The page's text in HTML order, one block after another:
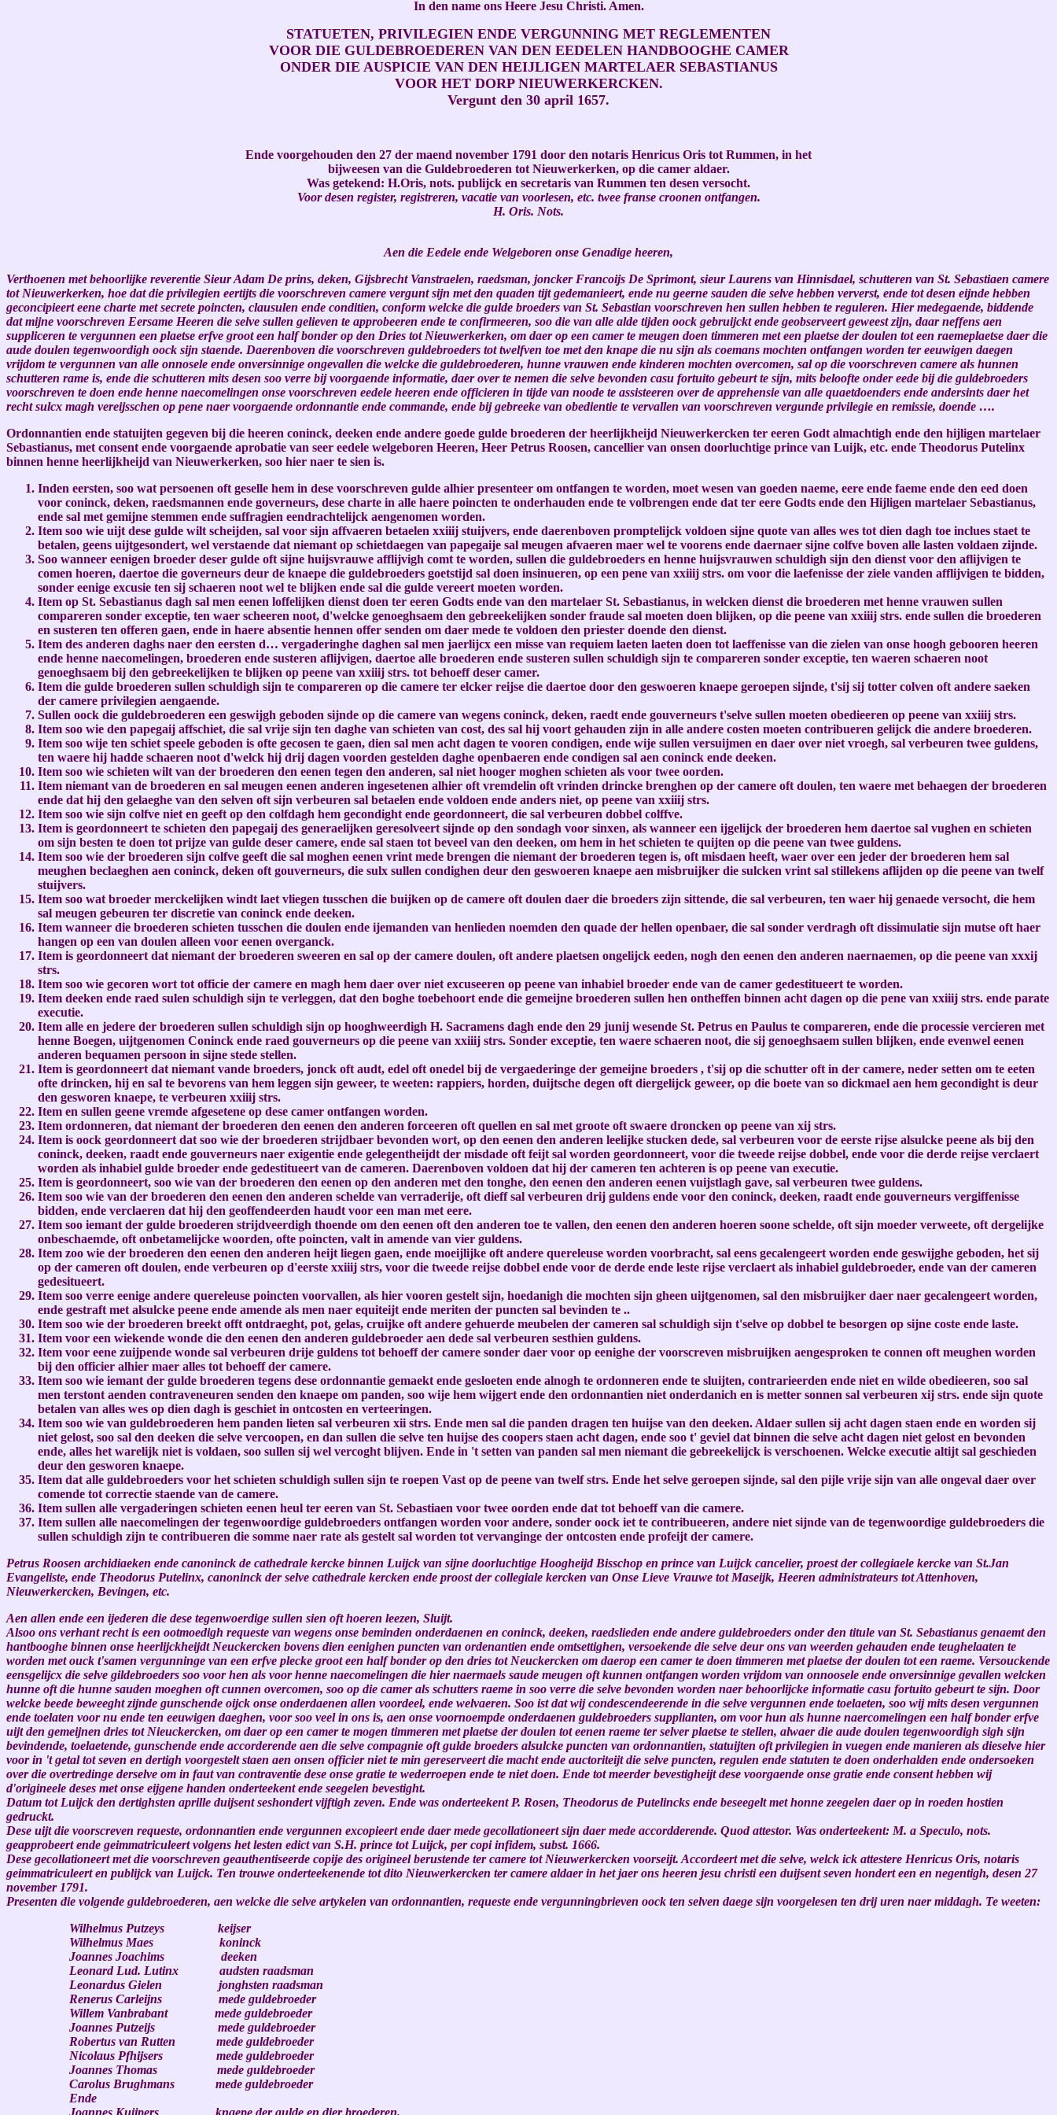
In den name ons Heere Jesu Christi. Amen.
STATUETEN, PRIVILEGIEN ENDE VERGUNNING MET REGLEMENTEN
VOOR DIE GULDEBROEDEREN VAN DEN EEDELEN HANDBOOGHE CAMER
ONDER DIE AUSPICIE VAN DEN HEIJLIGEN MARTELAER SEBASTIANUS
VOOR HET DORP NIEUWERKERCKEN.
Vergunt den 30 april 1657.
Ende voorgehouden den 27 der maend november 1791 door den notaris Henricus Oris tot Rummen, in het
bijweesen van die Guldebroederen tot Nieuwerkerken, op die camer aldaer.
Was getekend: H.Oris, nots. publijck en secretaris van Rummen ten desen versocht.
Voor desen register, registreren, vacatie van voorlesen, etc. twee franse croonen ontfangen.
H. Oris. Nots.
Aen die Eedele ende Welgeboren onse Genadige heeren,
Verthoenen met behoorlijke reverentie Sieur Adam De prins, deken, Gijsbrecht Vanstraelen, raedsman, joncker Francoijs De Sprimont, sieur Laurens van Hinnisdael, schutteren van St. Sebastiaen camere
tot Nieuwerkerken, hoe dat die privilegien eertijts die voorschreven camere vergunt sijn met den quaden tijt gedemanieert, ende nu geerne sauden die selve hebben ververst, ende tot desen eijnde hebben
geconcipieert eene charte met secrete poincten, clausulen ende conditien, conform welcke die gulde broeders van St. Sebastian voorschreven hen sullen hebben te reguleren. Hier medegaende, biddende
dat mijne voorschreven Eersame Heeren die selve sullen gelieven te approbeeren ende te confirmeeren, soo die van alle alde tijden oock gebruijckt ende geobserveert geweest zijn, daar neffens aen
suppliceren te vergunnen een plaetse erfve groot een half bonder op den Dries tot Nieuwerkerken, om daer op een camer te meugen doen timmeren met een plaetse der doulen tot een raemeplaetse daer die
aude doulen tegenwoordigh oock sijn staende. Daerenboven die voorschreven guldebroeders tot twelfven toe met den knape die nu sijn als coemans mochten ontfangen worden ter eeuwigen daegen
vrijdom te vergunnen van alle onnosele ende onversinnige ongevallen die welcke die guldebroederen, hunne vrauwen ende kinderen mochten overcomen, sal op die voorschreven camere als hunnen
schutteren rame is, ende die schutteren mits desen soo verre bij voorgaende informatie, daer over te nemen die selve bevonden casu fortuito gebeurt te sijn, mits beloofte onder eede bij die guldebroeders
voorschreven te doen ende henne naecomelingen onse voorschreven eedele heeren ende officieren in tijde van noode te assisteeren over de apprehensie van alle quaetdoenders ende andersints daer het
recht sulcx magh vereijsschen op pene naer voorgaende ordonnantie ende commande, ende bij gebreeke van obedientie te vervallen van voorschreven vergunde privilegie en remissie, doende ….
Ordonnantien ende statuijten gegeven bij die heeren coninck, deeken ende andere goede gulde broederen der heerlijkheijd Nieuwerkercken ter eeren Godt almachtigh ende den hijligen martelaer
Sebastianus, met consent ende voorgaende aprobatie van seer eedele welgeboren Heeren, Heer Petrus Roosen, cancellier van onsen doorluchtige prince van Luijk, etc. ende Theodorus Putelinx
binnen henne heerlijkheijd van Nieuwerkerken, soo hier naer te sien is.
Inden eersten, soo wat persoenen oft geselle hem in dese voorschreven gulde alhier presenteer om ontfangen te worden, moet wesen van goeden naeme, eere ende faeme ende den eed doen
voor coninck, deken, raedsmannen ende governeurs, dese charte in alle haere poincten te onderhauden ende te volbrengen ende dat ter eere Godts ende den Hijligen martelaer Sebastianus,
ende sal met gemijne stemmen ende suffragien eendrachtelijck aengenomen worden.
Item soo wie uijt dese gulde wilt scheijden, sal voor sijn affvaeren betaelen xxiiij stuijvers, ende daerenboven promptelijck voldoen sijne quote van alles wes tot dien dagh toe inclues staet te
betalen, geens uijtgesondert, wel verstaende dat niemant op schietdaegen van papegaije sal meugen afvaeren maer wel te voorens ende daernaer sijne colfve boven alle lasten voldaen zijnde.
Soo wanneer eenigen broeder deser gulde oft sijne huijsvrauwe afflijvigh comt te worden, sullen die guldebroeders en henne huijsvrauwen schuldigh sijn den dienst voor den aflijvigen te
comen hoeren, daertoe die governeurs deur de knaepe die guldebroeders goetstijd sal doen insinueren, op een pene van xxiiij strs. om voor die laefenisse der ziele vanden afflijvigen te bidden,
sonder eenige excusie ten sij schaeren noot wel te blijken ende sal die gulde vereert moeten worden.
Item op St. Sebastianus dagh sal men eenen loffelijken dienst doen ter eeren Godts ende van den martelaer St. Sebastianus, in welcken dienst die broederen met henne vrauwen sullen
compareren sonder exceptie, ten waer scheeren noot, d'welcke genoeghsaem den gebreekelijken sonder fraude sal moeten doen blijken, op die peene van xxiiij strs. ende sullen die broederen
en susteren ten offeren gaen, ende in haere absentie hennen offer senden om daer mede te voldoen den priester doende den dienst.
Item des anderen daghs naer den eersten d… vergaderinghe daghen sal men jaerlijcx een misse van requiem laeten laeten doen tot laeffenisse van die zielen van onse hoogh gebooren heeren
ende henne naecomelingen, broederen ende susteren aflijvigen, daertoe alle broederen ende susteren sullen schuldigh sijn te compareren sonder exceptie, ten waeren schaeren noot
genoeghsaem bij den gebreekelijken te blijken op peene van xxiiij strs. tot behoeff deser camer.
Item die gulde broederen sullen schuldigh sijn te compareren op die camere ter elcker reijse die daertoe door den geswoeren knaepe geroepen sijnde, t'sij sij totter colven oft andere saeken
der camere privilegien aengaende.
Sullen oock die guldebroederen een geswijgh geboden sijnde op die camere van wegens coninck, deken, raedt ende gouverneurs t'selve sullen moeten obedieeren op peene van xxiiij strs.
Item soo wie den papegaij affschiet, die sal vrije sijn ten daghe van schieten van cost, des sal hij voort gehauden zijn in alle andere costen moeten contribueren gelijck die andere broederen.
Item soo wije ten schiet speele geboden is ofte gecosen te gaen, dien sal men acht dagen te vooren condigen, ende wije sullen versuijmen en daer over niet vroegh, sal verbeuren twee guldens,
ten waere hij hadde schaeren noot d'welck hij drij dagen voorden gestelden daghe openbaeren ende condigen sal aen coninck ende deeken.
Item soo wie schieten wilt van der broederen den eenen tegen den anderen, sal niet hooger moghen schieten als voor twee oorden.
Item niemant van de broederen en sal meugen eenen anderen ingesetenen alhier oft vremdelin oft vrinden drincke brenghen op der camere oft doulen, ten waere met behaegen der broederen
ende dat hij den gelaeghe van den selven oft sijn verbeuren sal betaelen ende voldoen ende anders niet, op peene van xxiiij strs.
Item soo wie sijn colfve niet en geeft op den colfdagh hem gecondight ende geordonneert, die sal verbeuren dobbel colffve.
Item is geordonneert te schieten den papegaij des generaelijken geresolveert sijnde op den sondagh voor sinxen, als wanneer een ijgelijck der broederen hem daertoe sal vughen en schieten
om sijn besten te doen tot prijze van gulde deser camere, ende sal staen tot beveel van den deeken, om hem in het schieten te quijten op die peene van twee guldens.
Item soo wie der broederen sijn colfve geeft die sal moghen eenen vrint mede brengen die niemant der broederen tegen is, oft misdaen heeft, waer over een jeder der broederen hem sal
meughen beclaeghen aen coninck, deken oft gouverneurs, die sulx sullen condighen deur den geswoeren knaepe aen misbruijker die sulcken vrint sal stillekens aflijden op die peene van twelf
stuijvers.
Item soo wat broeder merckelijken windt laet vliegen tusschen die buijken op de camere oft doulen daer die broeders zijn sittende, die sal verbeuren, ten waer hij genaede versocht, die hem
sal meugen gebeuren ter discretie van coninck ende deeken.
Item wanneer die broederen schieten tusschen die doulen ende ijemanden van henlieden noemden den quade der hellen openbaer, die sal sonder verdragh oft dissimulatie sijn mutse oft haer
hangen op een van doulen alleen voor eenen overganck.
Item is geordonneert dat niemant der broederen sweeren en sal op der camere doulen, oft andere plaetsen ongelijck eeden, nogh den eenen den anderen naernaemen, op die peene van xxxij
strs.
Item soo wie gecoren wort tot officie der camere en magh hem daer over niet excuseeren op peene van inhabiel broeder ende van de camer gedestitueert te worden.
Item deeken ende raed sulen schuldigh sijn te verleggen, dat den boghe toebehoort ende die gemeijne broederen sullen hen ontheffen binnen acht dagen op die pene van xxiiij strs. ende parate
executie.
Item alle en jedere der broederen sullen schuldigh sijn op hooghweerdigh H. Sacramens dagh ende den 29 junij wesende St. Petrus en Paulus te compareren, ende die processie vercieren met
henne Boegen, uijtgenomen Coninck ende raed gouverneurs op die peene van xxiiij strs. Sonder exceptie, ten waere schaeren noot, die sij genoeghsaem sullen blijken, ende evenwel eenen
anderen bequamen persoon in sijne stede stellen.
Item is geordonneert dat niemant vande broeders, jonck oft audt, edel oft onedel bij de vergaederinge der gemeijne broeders , t'sij op die schutter oft in der camere, neder setten om te eeten
ofte drincken, hij en sal te bevorens van hem leggen sijn geweer, te weeten: rappiers, horden, duijtsche degen oft diergelijck geweer, op die boete van so dickmael aen hem gecondight is deur
den gesworen knaepe, te verbeuren xxiiij strs.
Item en sullen geene vremde afgesetene op dese camer ontfangen worden.
Item ordonneren, dat niemant der broederen den eenen den anderen forceeren oft quellen en sal met groote oft swaere droncken op peene van xij strs.
Item is oock geordonneert dat soo wie der broederen strijdbaer bevonden wort, op den eenen den anderen leelijke stucken dede, sal verbeuren voor de eerste rijse alsulcke peene als bij den
coninck, deeken, raadt ende gouverneurs naer exigentie ende gelegentheijdt der misdade oft feijt sal worden geordonneert, voor die tweede reijse dobbel, ende voor die derde reijse verclaert
worden als inhabiel gulde broeder ende gedestitueert van de cameren. Daerenboven voldoen dat hij der cameren ten achteren is op peene van executie.
Item is geordonneert, soo wie van der broederen den eenen op den anderen met den tonghe, den eenen den anderen eenen vuijstlagh gave, sal verbeuren twee guldens.
Item soo wie van der broederen den eenen den anderen schelde van verraderije, oft dieff sal verbeuren drij guldens ende voor den coninck, deeken, raadt ende gouverneurs vergiffenisse
bidden, ende verclaeren dat hij den geoffendeerden haudt voor een man met eere.
Item soo iemant der gulde broederen strijdveerdigh thoende om den eenen oft den anderen toe te vallen, den eenen den anderen hoeren soone schelde, oft sijn moeder verweete, oft dergelijke
onbeschaemde, oft onbetamelijcke woorden, ofte poincten, valt in amende van vier guldens.
Item zoo wie der broederen den eenen den anderen heijt liegen gaen, ende moeijlijke oft andere quereleuse worden voorbracht, sal eens gecalengeert worden ende geswijghe geboden, het sij
op der cameren oft doulen, ende verbeuren op d'eerste xxiiij strs, voor die tweede reijse dobbel ende voor de derde ende leste rijse verclaert als inhabiel guldebroeder, ende van der cameren
gedesitueert.
Item soo verre eenige andere quereleuse poincten voorvallen, als hier vooren gestelt sijn, hoedanigh die mochten sijn gheen uijtgenomen, sal den misbruijker daer naer gecalengeert worden,
ende gestraft met alsulcke peene ende amende als men naer equiteijt ende meriten der puncten sal bevinden te ..
Item soo wie der broederen breekt offt ontdraeght, pot, gelas, cruijke oft andere gehuerde meubelen der cameren sal schuldigh sijn t'selve op dobbel te besorgen op sijne coste ende laste.
Item voor een wiekende wonde die den eenen den anderen guldebroeder aen dede sal verbeuren sesthien guldens.
Item voor eene zuijpende wonde sal verbeuren drije guldens tot behoeff der camere sonder daer voor op eenighe der voorscreven misbruijken aengesproken te connen oft meughen worden
bij den officier alhier maer alles tot behoeff der camere.
Item soo wie iemant der gulde broederen tegens dese ordonnantie gemaekt ende gesloeten ende alnogh te ordonneren ende te sluijten, contrarieerden ende niet en wilde obedieeren, soo sal
men terstont aenden contraveneuren senden den knaepe om panden, soo wije hem wijgert ende den ordonnantien niet onderdanich en is metter sonnen sal verbeuren xij strs. ende sijn quote
betalen van alles wes op dien dagh is geschiet in ontcosten en verteeringen.
Item soo wie van guldebroederen hem panden lieten sal verbeuren xii strs. Ende men sal die panden dragen ten huijse van den deeken. Aldaer sullen sij acht dagen staen ende en worden sij
niet gelost, soo sal den deeken die selve vercoopen, en dan sullen die selve ten huijse des coopers staen acht dagen, ende soo t' geviel dat binnen die selve acht dagen niet gelost en bevonden
ende, alles het warelijk niet is voldaen, soo sullen sij wel vercoght blijven. Ende in 't setten van panden sal men niemant die gebreekelijck is verschoenen. Welcke executie altijt sal geschieden
deur den gesworen knaepe.
Item dat alle guldebroeders voor het schieten schuldigh sullen sijn te roepen Vast op de peene van twelf strs. Ende het selve geroepen sijnde, sal den pijle vrije sijn van alle ongeval daer over
comende tot correctie staende van de camere.
Item sullen alle vergaderingen schieten eenen heul ter eeren van St. Sebastiaen voor twee oorden ende dat tot behoeff van die camere.
Item sullen alle naecomelingen der tegenwoordige guldebroeders ontfangen worden voor andere, sonder oock iet te contribueeren, andere niet sijnde van de tegenwoordige guldebroeders die
sullen schuldigh zijn te contribueren die somme naer rate als gestelt sal worden tot vervanginge der ontcosten ende profeijt der camere.
Petrus Roosen archidiaeken ende canoninck de cathedrale kercke binnen Luijck van sijne doorluchtige Hoogheijd Bisschop en prince van Luijck cancelier, proest der collegiaele kercke van St.Jan
Evangeliste, ende Theodorus Putelinx, canoninck der selve cathedrale kercken ende proost der collegiale kercken van Onse Lieve Vrauwe tot Maseijk, Heeren administrateurs tot Attenhoven,
Nieuwerkercken, Bevingen, etc.
Aen allen ende een ijederen die dese tegenwoerdige sullen sien oft hoeren leezen, Sluijt.
Alsoo ons verhant recht is een ootmoedigh requeste van wegens onse beminden onderdaenen en coninck, deeken, raedslieden ende andere guldebroeders onder den titule van St. Sebastianus genaemt den
hantbooghe binnen onse heerlijckheijdt Neuckercken bovens dien eenighen puncten van ordenantien ende omtsettighen, versoekende die selve deur ons van weerden gehauden ende teughelaaten te
worden met ouck t'samen vergunninge van een erfve plecke groot een half bonder op den dries tot Neuckercken om daerop een camer te doen timmeren met plaetse der doulen tot een raeme. Versouckende
eensgelijcx die selve gildebroeders soo voor hen als voor henne naecomelingen die hier naermaels saude meugen oft kunnen ontfangen worden vrijdom van onnoosele ende onversinnige gevallen welcken
hunne oft die hunne sauden moeghen oft cunnen overcomen, soo op die camer als schutters raeme in soo verre die selve bevonden worden naer behoorlijcke informatie casu fortuito gebeurt te sijn. Door
welcke beede beweeght zijnde gunschende oijck onse onderdaenen allen voordeel, ende welvaeren. Soo ist dat wij condescendeerende in die selve vergunnen ende toelaeten, soo wij mits desen vergunnen
ende toelaten voor nu ende ten eeuwigen daeghen, voor soo veel in ons is, aen onse voornoempde onderdaenen guldebroeders supplianten, om voor hun als hunne naercomelingen een half bonder erfve
uijt den gemeijnen dries tot Nieuckercken, om daer op een camer te mogen timmeren met plaetse der doulen tot eenen raeme ter selver plaetse te stellen, alwaer die aude doulen tegenwoordigh sigh sijn
bevindende, toelaetende, gunschende ende accorderende aen die selve compagnie oft gulde broeders alsulcke puncten van ordonnantien, statuijten oft privilegien in vuegen ende manieren als dieselve hier
voor in 't getal tot seven en dertigh voorgestelt staen aen onsen officier niet te min gereserveert die macht ende auctoriteijt die selve puncten, regulen ende statuten te doen onderhalden ende ondersoeken
over die overtredinge derselve om in faut van contraventie dese onse gratie te wederroepen ende te niet doen. Ende tot meerder bevestigheijt dese voorgaende onse gratie ende consent hebben wij
d'origineele deses met onse eijgene handen onderteekent ende seegelen bevestight.
Datum tot Luijck den dertighsten aprille duijsent seshondert vijftigh zeven. Ende was onderteekent P. Rosen, Theodorus de Putelincks ende beseegelt met honne zeegelen daer op in roeden hostien
gedruckt.
Dese uijt die voorscreven requeste, ordonnantien ende vergunnen excopieert ende daer mede gecollationeert sijn daer mede accordderende. Quod attestor. Was onderteekent: M. a Speculo, nots.
geapprobeert ende geimmatriculeert volgens het lesten edict van S.H. prince tot Luijck, per copi infidem, subst. 1666.
Dese gecollationeert met die voorschreven geauthentiseerde copije des origineel berustende ter camere tot Nieuwerkercken voorseijt. Accordeert met die selve, welck ick attestere Henricus Oris, notaris
geimmatriculeert en publijck van Luijck. Ten trouwe onderteekenende tot dito Nieuwerkercken ter camere aldaer in het jaer ons heeren jesu christi een duijsent seven hondert een en negentigh, desen 27
november 1791.
Presenten die volgende guldebroederen, aen welcke die selve artykelen van ordonnantien, requeste ende vergunningbrieven oock ten selven daege sijn voorgelesen ten drij uren naer middagh. Te weeten:
Wilhelmus Putzeys keijser
Wilhelmus Maes koninck
Joannes Joachims deeken
Leonard Lud. Lutinx audsten raadsman
Leonardus Gielen jonghsten raadsman
Renerus Carleijns mede guldebroeder
Willem Vanbrabant mede guldebroeder
Joannes Putzeijs mede guldebroeder
Robertus van Rutten mede guldebroeder
Nicolaus Pfhijsers mede guldebroeder
Joannes Thomas mede guldebroeder
Carolus Brughmans mede guldebroeder
Ende
Joannes Kuijpers knaepe der gulde en dier broederen.